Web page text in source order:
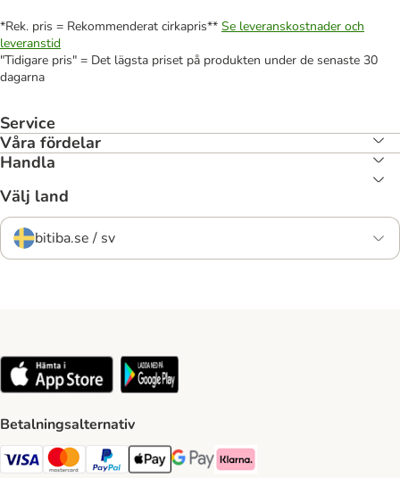
*Rek. pris = Rekommenderat cirkapris** Se leveranskostnader och
leveranstid
"Tidigare pris" = Det lägsta priset på produkten under de senaste 30
dagarna
Service
Våra fördelar
Handla
Välj land
bitiba.se / sv
Betalningsalternativ
VISA Payment Method
Mastercard Payment Method
Paypal Payment Method
Apple Pay Payment Method
Google Pay Payment Method
Klarna Payment Method